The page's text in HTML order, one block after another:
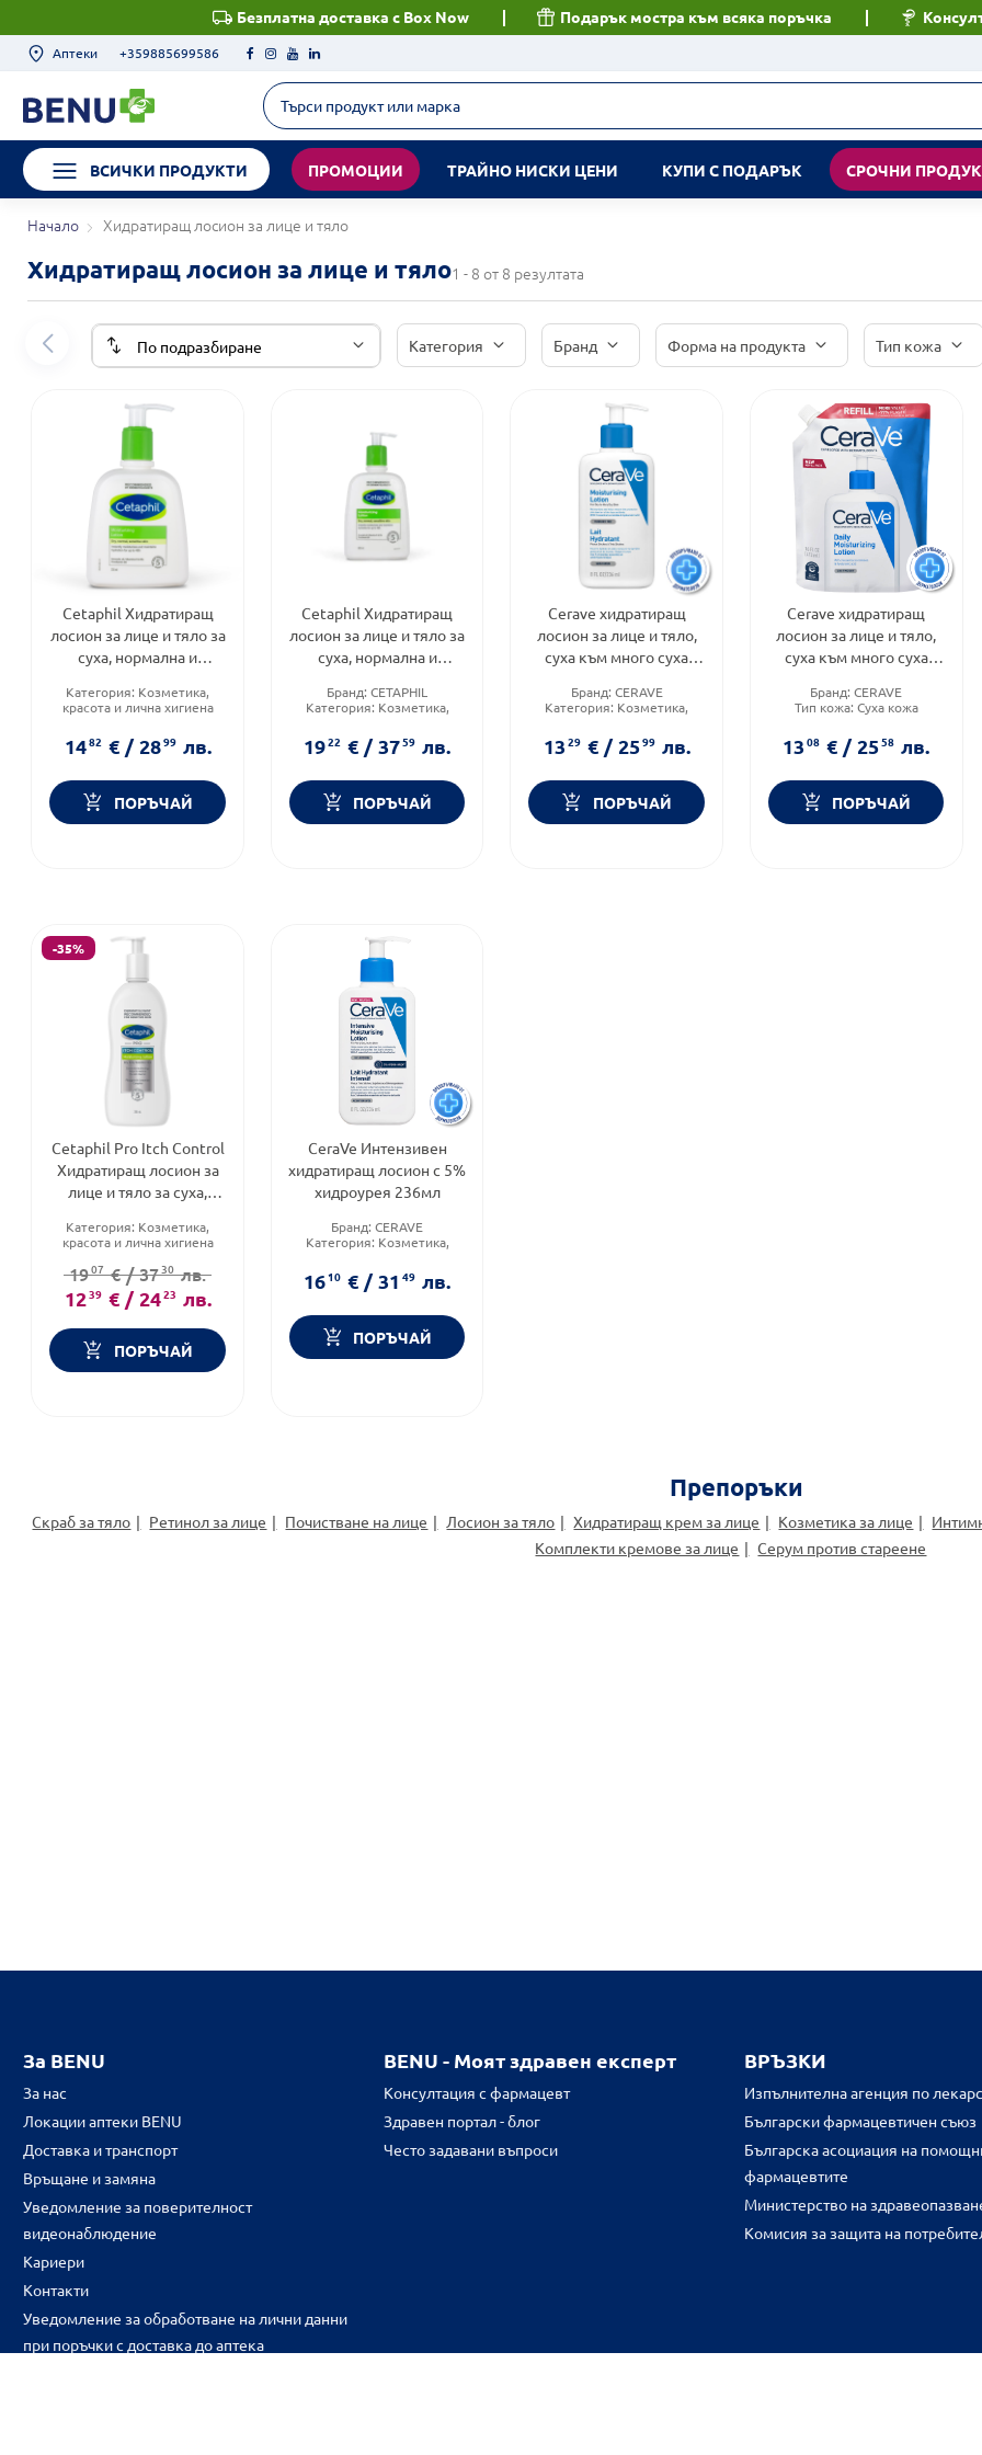
Безплатна доставка с Box Now Подарък мостра към всяка поръчка
Аптеки +359885699586
ВСИЧКИ ПРОДУКТИ ПРОМОЦИИ ТРАЙНО НИСКИ ЦЕНИ КУПИ С ПОДАРЪК СРОЧНИ
Начало Хидратиращ лосион за лице и тяло
Хидратиращ лосион за лице и тяло1 - 8 от 8 резултата
Категория Бранд Форма на продукта Тип кожа
Cetaphil Хидратиращ
лосион за лице и тяло за
суха, нормална и
236мл
Категория: Козметика,
красота и лична хигиена
Тип козметика:
Дермокозметика
1482 € / 2899 лв.
ПОРЪЧАЙ
Cetaphil Хидратиращ
лосион за лице и тяло за
суха, нормална и
500мл
Бранд:CETAPHIL
Категория: Козметика,
Тип козметика:
Дермокозметика
1922 € / 3759 лв.
ПОРЪЧАЙ
Cerave хидратиращ
лосион за лице и тяло,
суха към много суха
236мл.597210
Бранд: CERAVE
Категория: Козметика,
Форма на продукта:
1329 € / 2599 лв.
ПОРЪЧАЙ
Cerave хидратиращ
лосион за лице и тяло,
суха към много суха
905633
Бранд:CERAVE
Тип кожа: Суха кожа
Подхранване и хидратация
1308 € / 2558 лв.
ПОРЪЧАЙ
-35%
Cetaphil Pro Itch Control
Хидратиращ лосион за
лице и тяло за суха,
кожа 295мл
Категория: Козметика,
красота и лична хигиена
кожа
Тип козметика:
Дермокозметика
1907 € / 3730лв.
1239 € / 2423 лв.
ПОРЪЧАЙ
CeraVe Интензивен
хидратиращ лосион с 5%
хидроурея 236мл
Бранд:CERAVE
Категория: Козметика,
Форма на продукта:
1610 € / 3149 лв.
ПОРЪЧАЙ
Препоръки
Скраб за тяло Ретинол за лице Почистване на лице Лосион за тяло Хидратиращ крем за лице Козметика за лице
Комплекти кремове за лице
Серум против стареене
За BENU
За нас
Локации аптеки BENU
Доставка и транспорт
Връщане и замяна
Уведомление за поверителност
видеонаблюдение
Кариери
Контакти
Уведомление за обработване на лични данни
при поръчки с доставка до аптека
BENU - Моят здравен експерт
Консултация с фармацевт
Здравен портал - блог
Често задавани въпроси
ВРЪЗКИ
Изпълнителна агенция по
Български фармацевтичен съюз
Българска асоциация на
фармацевтите
Министерство на
Комисия за защита на